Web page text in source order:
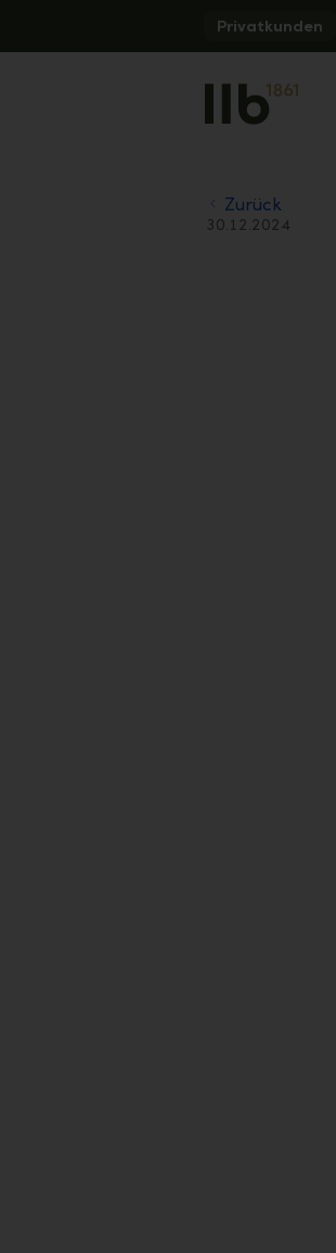
Privatkunden
Zurück
30.12.2024